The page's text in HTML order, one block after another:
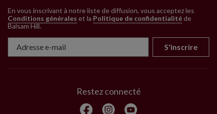
En vous inscrivant à notre liste de diffusion, vous acceptez les
Conditions générales et la Politique de confidentialitéde
Balsam Hill.
S'inscrire
Restez connecté